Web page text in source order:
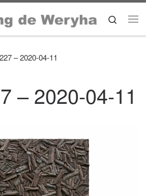
Search
– 2020-04-11
– 2020-04-11